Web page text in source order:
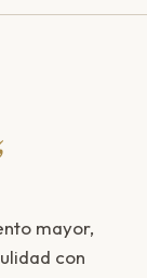
mayor,
con